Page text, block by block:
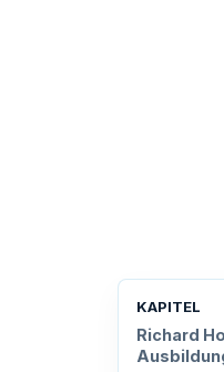
KAPITEL
Richard